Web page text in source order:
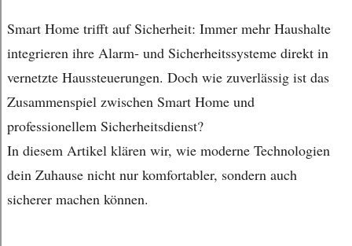
Smart Home trifft auf Sicherheit: Immer mehr Haushalte
integrieren ihre Alarm- und Sicherheitssysteme direkt in
vernetzte Haussteuerungen. Doch wie zuverlässig ist das
Zusammenspiel zwischen Smart Home und
professionellem Sicherheitsdienst?
In diesem Artikel klären wir, wie moderne Technologien
dein Zuhause nicht nur komfortabler, sondern auch
sicherer machen können.